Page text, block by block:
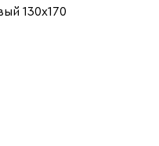
130x170